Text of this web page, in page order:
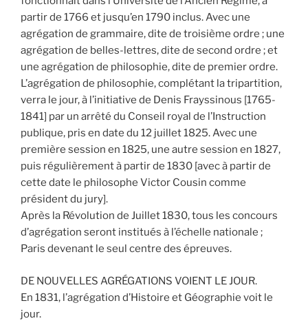
partir de 1766 et jusqu’en 1790 inclus. Avec une
agrégation de grammaire, dite de troisième ordre ; une
agrégation de belles-lettres, dite de second ordre ; et
une agrégation de philosophie, dite de premier ordre.
L’agrégation de philosophie, complétant la tripartition,
verra le jour, à l’initiative de Denis Frayssinous [1765-
1841] par un arrêté du Conseil royal de l’Instruction
publique, pris en date du 12 juillet 1825. Avec une
première session en 1825, une autre session en 1827,
puis régulièrement à partir de 1830 [avec à partir de
cette date le philosophe Victor Cousin comme
président du jury].
Après la Révolution de Juillet 1830, tous les concours
d’agrégation seront institués à l’échelle nationale ;
Paris devenant le seul centre des épreuves.
DE NOUVELLES AGRÉGATIONS VOIENT LE JOUR.
En 1831, l’agrégation d’Histoire et Géographie voit le
jour.